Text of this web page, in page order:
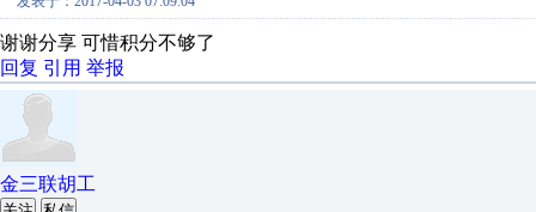
谢谢分享 可惜积分不够了
回复 引用 举报
金三联胡工